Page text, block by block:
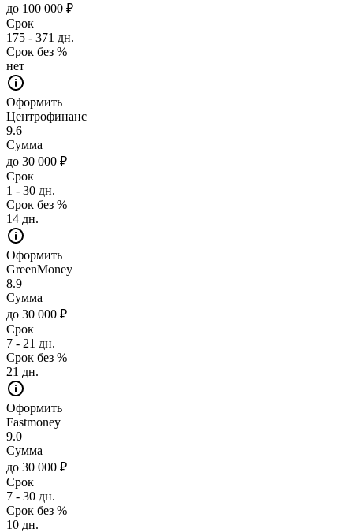
до 100 000 ₽
Срок
175 - 371 дн.
Срок без %
нет
Оформить
Центрофинанс
9.6
Сумма
до 30 000 ₽
Срок
1 - 30 дн.
Срок без %
14 дн.
Оформить
GreenMoney
8.9
Сумма
до 30 000 ₽
Срок
7 - 21 дн.
Срок без %
21 дн.
Оформить
Fastmoney
9.0
Сумма
до 30 000 ₽
Срок
7 - 30 дн.
Срок без %
10 дн.